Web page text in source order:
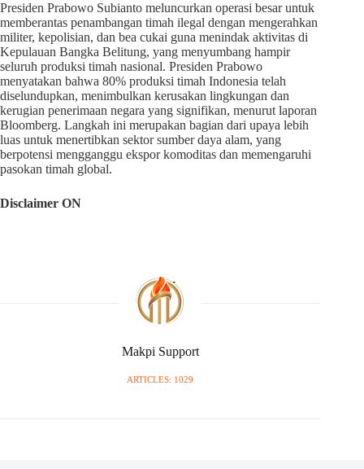
Presiden Prabowo Subianto meluncurkan operasi besar untuk
memberantas penambangan timah ilegal dengan mengerahkan
militer, kepolisian, dan bea cukai guna menindak aktivitas di
Kepulauan Bangka Belitung, yang menyumbang hampir
seluruh produksi timah nasional. Presiden Prabowo
menyatakan bahwa 80% produksi timah Indonesia telah
diselundupkan, menimbulkan kerusakan lingkungan dan
kerugian penerimaan negara yang signifikan, menurut laporan
Bloomberg. Langkah ini merupakan bagian dari upaya lebih
luas untuk menertibkan sektor sumber daya alam, yang
berpotensi mengganggu ekspor komoditas dan memengaruhi
pasokan timah global.
Disclaimer ON
Makpi Support
ARTICLES: 1029